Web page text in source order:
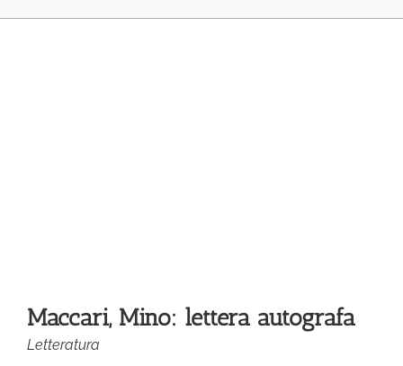
Maccari, Mino: lettera autografa
Letteratura